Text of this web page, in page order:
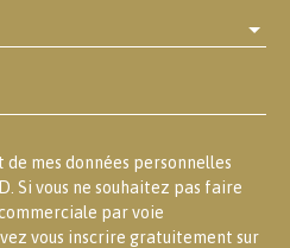
mes données personnelles
Si vous ne souhaitez pas faire
par voie
vous inscrire gratuitement sur